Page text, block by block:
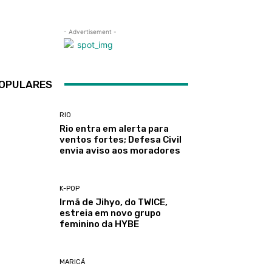
- Advertisement -
RIO
Rio entra em alerta para
ventos fortes; Defesa Civil
envia aviso aos moradores
K-POP
Irmã de Jihyo, do TWICE,
estreia em novo grupo
feminino da HYBE
MARICÁ